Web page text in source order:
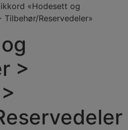
«Hodesett og
Reservedeler»
>